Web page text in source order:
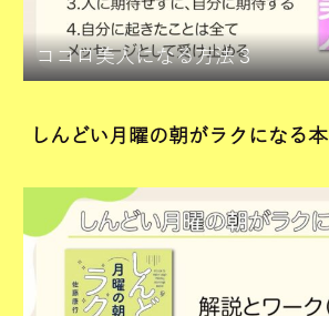
ココロ美人になる方法３
しんどい月曜の朝がラクになる本